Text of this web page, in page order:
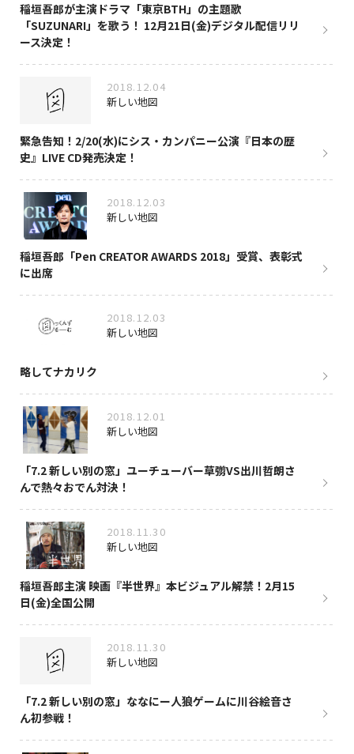
FAQ
メールマガジン登録/解除
稲垣吾郎が主演ドラマ「東京BTH」の主題歌
「SUZUNARI」を歌う！ 12月21日(金)デジタル配信リリ
ース決定！
2018.12.04
新しい地図
緊急告知！2/20(水)にシス・カンパニー公演『日本の歴
史』LIVE CD発売決定！
2018.12.03
新しい地図
稲垣吾郎「Pen CREATOR AWARDS 2018」受賞、表彰式
に出席
2018.12.03
新しい地図
略してナカリク
2018.12.01
新しい地図
「7.2 新しい別の窓」ユーチューバー草彅VS出川哲朗さ
んで熱々おでん対決！
2018.11.30
新しい地図
稲垣吾郎主演 映画『半世界』本ビジュアル解禁！2月15
日(金)全国公開
2018.11.30
新しい地図
「7.2 新しい別の窓」ななにー人狼ゲームに川谷絵音さ
ん初参戦！